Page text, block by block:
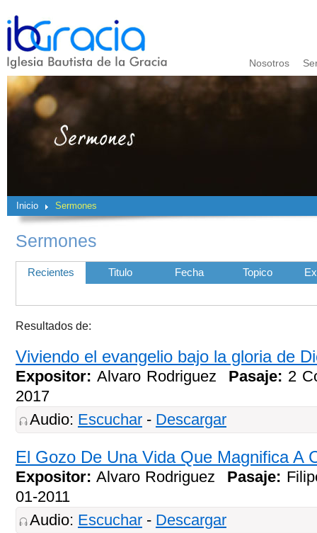
Nosotros
Inicio Sermones
Sermones
Recientes Titulo Fecha Topico
Resultados de:
Viviendo el evangelio bajo la gloria de
Expositor: Alvaro Rodriguez Pasaje: 2
2017
Audio: Escuchar - Descargar
El Gozo De Una Vida Que Magnifica A
Expositor:Alvaro Rodriguez Pasaje:
01-2011
Audio: Escuchar - Descargar